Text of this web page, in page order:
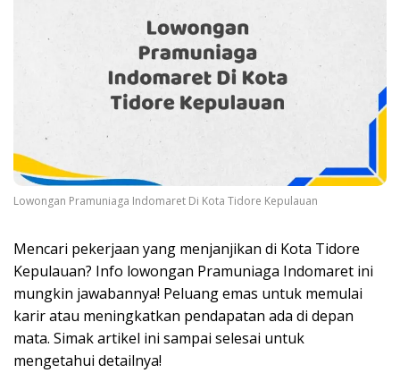
Lowongan Pramuniaga Indomaret Di Kota Tidore Kepulauan
Mencari pekerjaan yang menjanjikan di Kota Tidore
Kepulauan? Info lowongan Pramuniaga Indomaret ini
mungkin jawabannya! Peluang emas untuk memulai
karir atau meningkatkan pendapatan ada di depan
mata. Simak artikel ini sampai selesai untuk
mengetahui detailnya!